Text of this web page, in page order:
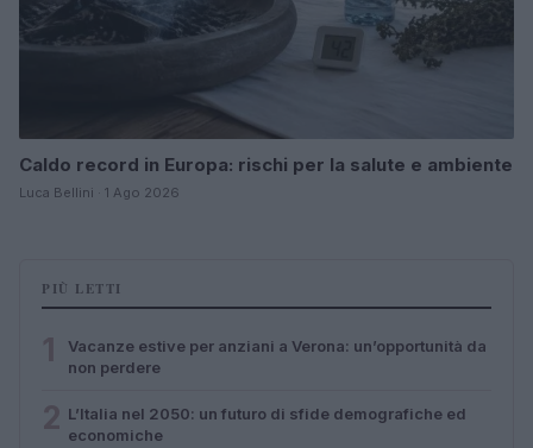
Caldo record in Europa: rischi per la salute e ambiente
Luca Bellini · 1 Ago 2026
PIÙ LETTI
Vacanze estive per anziani a Verona: un’opportunità da
non perdere
L’Italia nel 2050: un futuro di sfide demografiche ed
economiche